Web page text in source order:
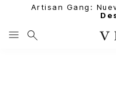
Artisan Gang: